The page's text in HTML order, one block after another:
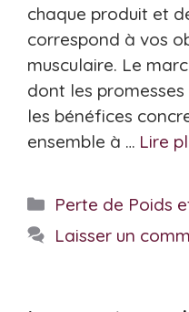
chaque produit et
correspond à vos
musculaire. Le
dont les
les bénéfices
ensemble à … Lire
Catégories
Perte de Poids
Laisser un